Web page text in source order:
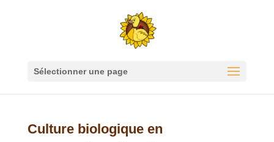
Sélectionner une page
Culture biologique en